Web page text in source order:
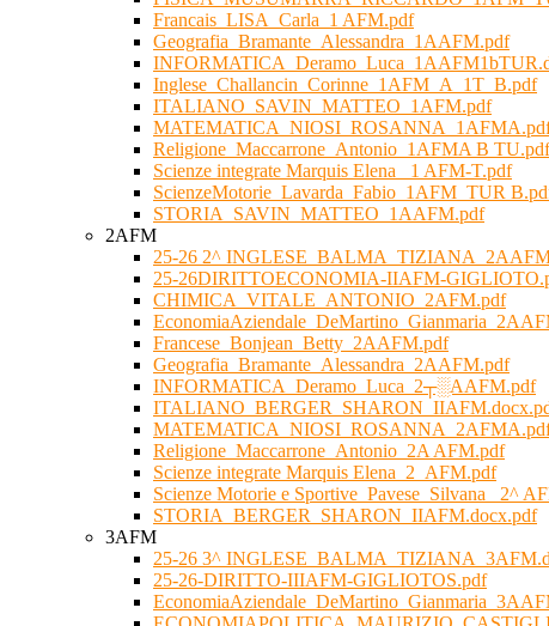
Francais_LISA_Carla_1 AFM.pdf
Geografia_Bramante_Alessandra_1AAFM.pdf
Inglese_Challancin_Corinne_1AFM_A_1T_B.pdf
ITALIANO_SAVIN_MATTEO_1AFM.pdf
Religione_Maccarrone_Antonio_1AFMA B TU.pdf
Scienze integrate Marquis Elena _1 AFM-T.pdf
ScienzeMotorie_Lavarda_Fabio_1AFM_TUR
STORIA_SAVIN_MATTEO_1AAFM.pdf
2AFM
25-26 2^
25-26DIRITTOECONOMIA-IIAFM-
CHIMICA_VITALE_ANTONIO_2AFM.pdf
Francese_Bonjean_Betty_2AAFM.pdf
Geografia_Bramante_Alessandra_2AAFM.pdf
INFORMATICA_Deramo_Luca_2┬░AAFM.pdf
Religione_Maccarrone_Antonio_2A AFM.pdf
Scienze integrate Marquis Elena_2_AFM.pdf
Scienze Motorie e Sportive_Pavese_Silvana_ 2^
STORIA_BERGER_SHARON_IIAFM.docx.pdf
3AFM
25-26 3^
25-26-DIRITTO-IIIAFM-GIGLIOTOS.pdf